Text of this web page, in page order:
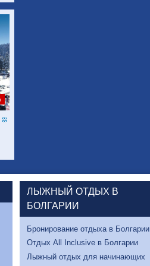
ЛЫЖНЫЙ ОТДЫХ В
БОЛГАРИИ
Бронирование отдыха в Болгарии
Отдых All Inclusive в Болгарии
Лыжный отдых для начинающих